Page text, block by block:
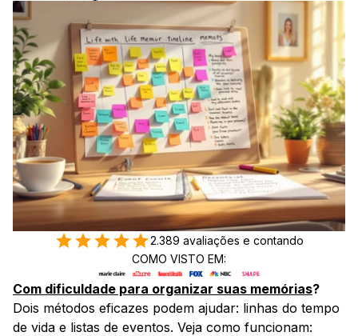
2.389 avaliações e contando
COMO VISTO EM:
Com dificuldade para organizar suas memórias?
Dois métodos eficazes podem ajudar: linhas do tempo
de vida e listas de eventos. Veja como funcionam: